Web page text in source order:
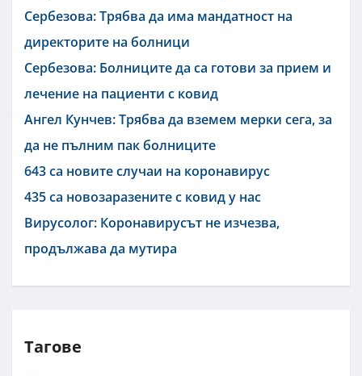
Сербезова: Трябва да има мандатност на
директорите на болници
Сербезова: Болниците да са готови за прием и
лечение на пациенти с ковид
Ангел Кунчев: Трябва да вземем мерки сега, за
да не пълним пак болниците
643 са новите случаи на коронавирус
435 са новозаразените с ковид у нас
Вирусолог: Коронавирусът не изчезва,
продължава да мутира
Тагове